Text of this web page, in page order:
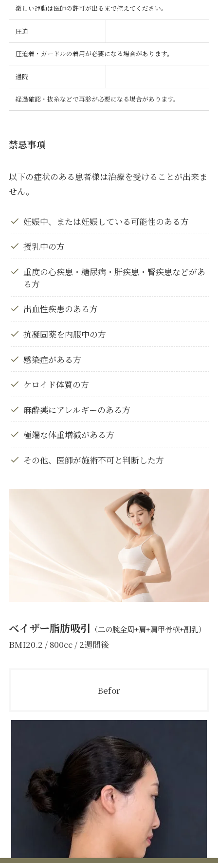
激しい運動は医師の許可が出るまで控えてください。
圧迫
圧迫着・ガードルの着用が必要になる場合があります。
通院
経過確認・抜糸などで再診が必要になる場合があります。
禁忌事項
以下の症状のある患者様は治療を受けることが出来ま
せん。
妊娠中、または妊娠している可能性のある方
授乳中の方
重度の心疾患・糖尿病・肝疾患・腎疾患などがあ
る方
出血性疾患のある方
抗凝固薬を内服中の方
感染症がある方
ケロイド体質の方
麻酔薬にアレルギーのある方
極端な体重増減がある方
その他、医師が施術不可と判断した方
ベイザー脂肪吸引 （二の腕全周+肩+肩甲骨横+副乳）
BMI20.2 / 800cc / 2週間後
Befor